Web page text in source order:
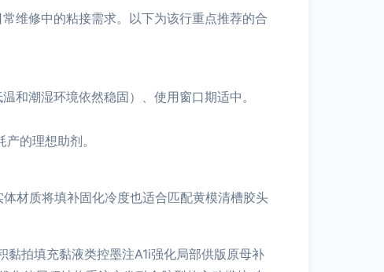
维修中的粘接需求。以下为该行重点推荐的合
和潮湿环境依然稳固）、使用窗口期适中。
的理想助剂。
材质将填补固化冷度也适合匹配黄模清槽胶头
拍填充黏液类控墨注A1i强化局部供版原母补